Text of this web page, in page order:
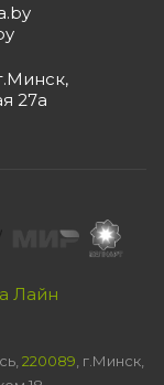
27а
Лайн
220089 , г.Минск,